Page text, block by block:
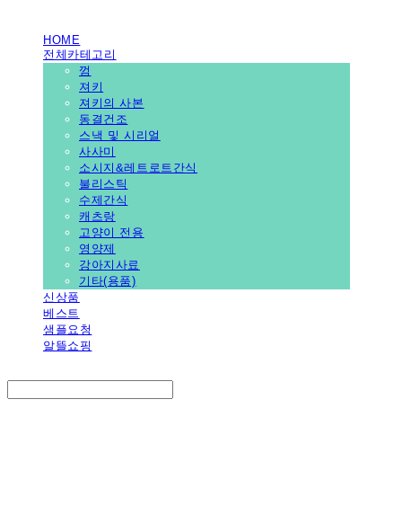
HOME
전체카테고리
껌
져키
져키의 사본
동결건조
스낵 및 시리얼
사사미
소시지&레트로트간식
불리스틱
수제간식
캐츠랑
고양이 전용
영양제
강아지사료
기타(용품)
신상품
베스트
샘플요청
알뜰쇼핑